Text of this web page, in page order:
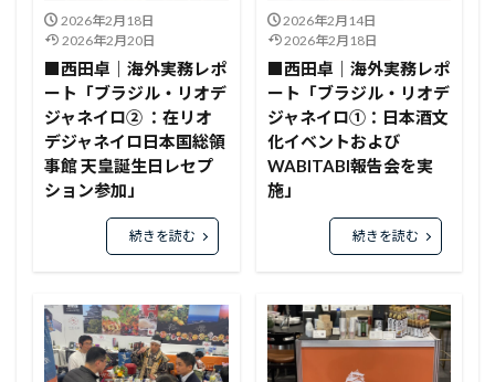
2026年2月18日
2026年2月20日
■西田卓｜海外実務レポ
ート「ブラジル・リオデ
ジャネイロ② ：在リオ
デジャネイロ日本国総領
事館 天皇誕生日レセプ
ション参加」
続きを読む
2026年2月14日
2026年2月18日
■西田卓｜海外実務レポ
ート「ブラジル・リオデ
ジャネイロ①：日本酒文
化イベントおよび
WABITABI報告会を実
施」
続きを読む